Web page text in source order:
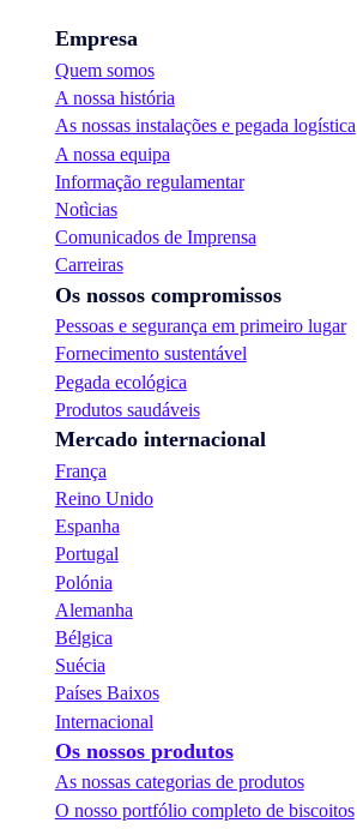
t
o
!
N
S
u
g
a
r
:
n
o
v
o
s
s
a
b
o
r
s
!
Empresa
Quem somos
A nossa história
As nossas instalações e pegada logística
A nossa equipa
Informação regulamentar
Notìcias
Comunicados de Imprensa
Carreiras
Os nossos compromissos
Pessoas e segurança em primeiro lugar
Fornecimento sustentável
Pegada ecológica
Produtos saudáveis
Mercado internacional
França
Reino Unido
Espanha
Portugal
Polónia
Alemanha
Bélgica
Suécia
Países Baixos
Internacional
Os nossos produtos
As nossas categorias de produtos
O nosso portfólio completo de biscoitos